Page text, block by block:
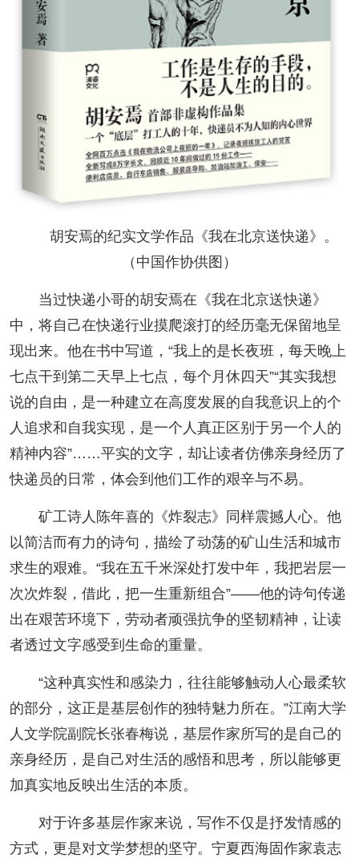
胡安焉的纪实文学作品《我在北京送快递》。
（中国作协供图）
当过快递小哥的胡安焉在《我在北京送快递》
中，将自己在快递行业摸爬滚打的经历毫无保留地呈
现出来。他在书中写道，“我上的是长夜班，每天晚上
七点干到第二天早上七点，每个月休四天”“其实我想
说的自由，是一种建立在高度发展的自我意识上的个
人追求和自我实现，是一个人真正区别于另一个人的
精神内容”……平实的文字，却让读者仿佛亲身经历了
快递员的日常，体会到他们工作的艰辛与不易。
矿工诗人陈年喜的《炸裂志》同样震撼人心。他
以简洁而有力的诗句，描绘了动荡的矿山生活和城市
求生的艰难。“我在五千米深处打发中年，我把岩层一
次次炸裂，借此，把一生重新组合”——他的诗句传递
出在艰苦环境下，劳动者顽强抗争的坚韧精神，让读
者透过文字感受到生命的重量。
“这种真实性和感染力，往往能够触动人心最柔软
的部分，这正是基层创作的独特魅力所在。”江南大学
人文学院副院长张春梅说，基层作家所写的是自己的
亲身经历，是自己对生活的感悟和思考，所以能够更
加真实地反映出生活的本质。
对于许多基层作家来说，写作不仅是抒发情感的
方式，更是对文学梦想的坚守。宁夏西海固作家袁志